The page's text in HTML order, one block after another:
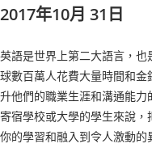
2017年10月 31日
英語是世界上第二大語言，
球數百萬人花費大量時間和
升他們的職業生涯和溝通能
寄宿學校或大學的學生來說
你的學習和融入到令人激動